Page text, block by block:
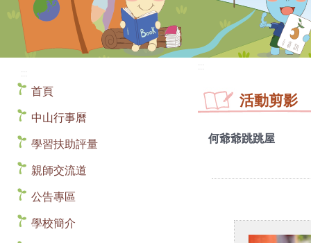
:::
首頁
中山行事曆
學習扶助評量
親師交流道
公告專區
學校簡介
:::
活動剪影
何爺爺跳跳屋